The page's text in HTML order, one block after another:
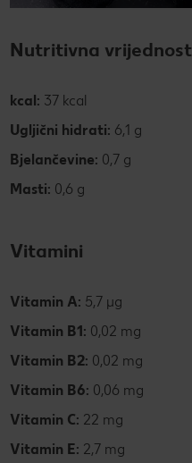
Nutritivna vrijednost
kcal: 37 kcal
Ugljični hidrati: 6,1 g
Bjelančevine: 0,7 g
Masti: 0,6 g
Vitamini
Vitamin A: 5,7 µg
Vitamin B1: 0,02 mg
Vitamin B2: 0,02 mg
Vitamin B6: 0,06 mg
Vitamin C: 22 mg
Vitamin E: 2,7 mg